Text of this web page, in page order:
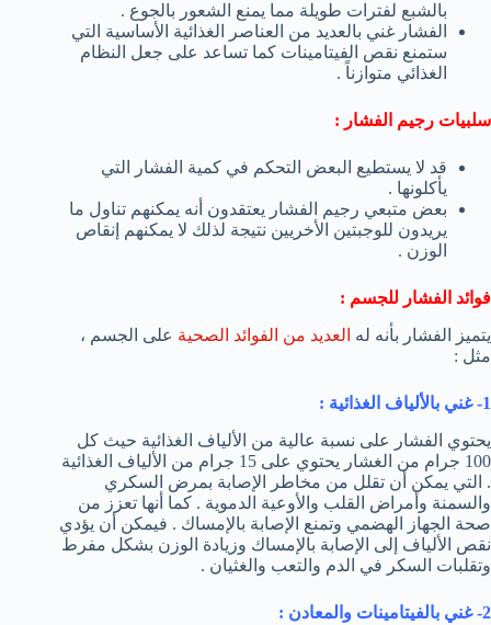
بالشبع لفترات طويلة مما يمنع الشعور بالجوع .
الفشار غني بالعديد من العناصر الغذائية الأساسية التي
ستمنع نقص الفيتامينات كما تساعد على جعل النظام
الغذائي متوازناً .
سلبيات رجيم الفشار :
قد لا يستطيع البعض التحكم في كمية الفشار التي
يأكلونها .
بعض متبعي رجيم الفشار يعتقدون أنه يمكنهم تناول ما
يريدون للوجبتين الأخريين نتيجة لذلك لا يمكنهم إنقاص
الوزن .
فوائد الفشار للجسم :
يتميز الفشار بأنه له العديد من الفوائد الصحية على الجسم ،
مثل :
1- غني بالألياف الغذائية :
يحتوي الفشار على نسبة عالية من الألياف الغذائية حيث كل
100 جرام من الغشار يحتوي على 15 جرام من الألياف الغذائية
. التي يمكن أن تقلل من مخاطر الإصابة بمرض السكري
والسمنة وأمراض القلب والأوعية الدموية . كما أنها تعزز من
صحة الجهاز الهضمي وتمنع الإصابة بالإمساك . فيمكن أن يؤدي
نقص الألياف إلى الإصابة بالإمساك وزيادة الوزن بشكل مفرط
وتقلبات السكر في الدم والتعب والغثيان .
2- غني بالفيتامينات والمعادن :